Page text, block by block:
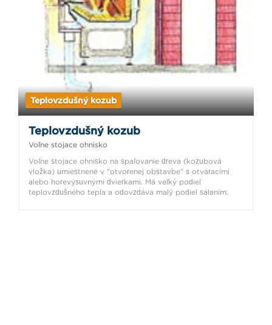
Teplovzdušný kozub
Teplovzdušný kozub
Voľne stojace ohnisko
Voľne stojace ohnisko na spaľovanie dreva (kozubová
vložka) umiestnené v "otvorenej obstavbe" s otváracími
alebo horevýsuvnými dvierkami. Má veľký podiel
teplovzdušného tepla a odovzdáva malý podiel sálaním.